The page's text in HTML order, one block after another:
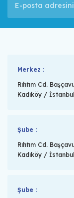
Merkez :
Rıhtım Cd.
Kadıköy / İstanbul
Şube :
Rıhtım Cd.
Kadıköy / İstanbul
Şube :